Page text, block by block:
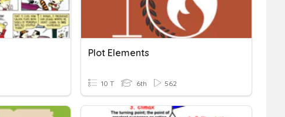
Plot Elements
10 T 6th 562